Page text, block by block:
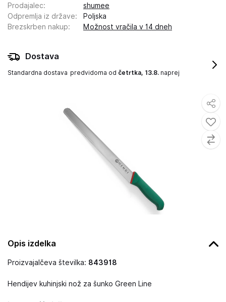
Opis izdelka
Proizvajalčeva številka: 843918
Hendijev kuhinjski nož za šunko Green Line
Prodajalec:
shumee
Odpremlja iz države:
Poljska
Brezskrben nakup: Možnost vračila v 14 dneh
Dostava
Standardna dostava predvidoma od četrtka, 13.8. naprej